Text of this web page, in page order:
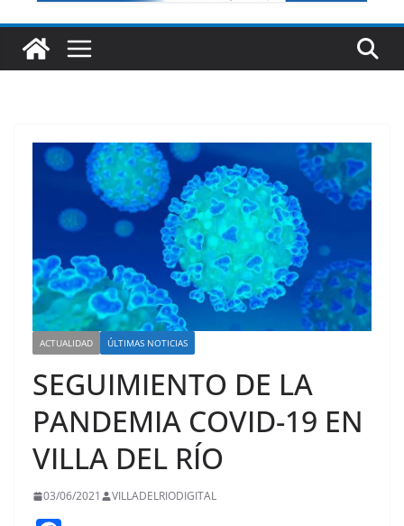
ACTUALIDAD ÚLTIMAS NOTICIAS
SEGUIMIENTO DE LA
PANDEMIA COVID-19 EN
VILLA DEL RÍO
03/06/2021 VILLADELRIODIGITAL